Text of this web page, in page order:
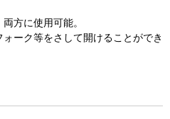
方に使用可能。
ーク等をさして開けることができ